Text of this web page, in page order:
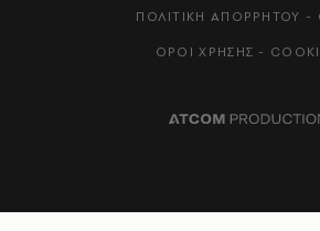
ΠΟΛΙΤΙΚΗ ΑΠΟΡΡΗΤΟΥ -
ΟΡΟΙ ΧΡΗΣΗΣ -